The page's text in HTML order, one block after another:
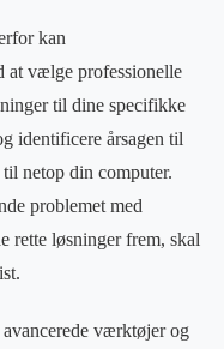
kan
at vælge professionelle
til dine specifikke
identificere årsagen til
netop din computer.
problemet med
rette løsninger frem, skal
værktøjer og